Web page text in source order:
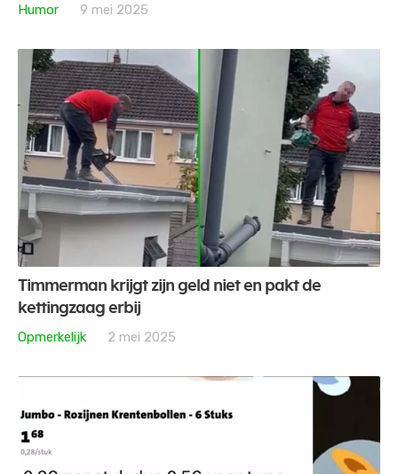
Humor
9 mei 2025
Timmerman krijgt zijn geld niet en pakt de
kettingzaag erbij
Opmerkelijk
2 mei 2025